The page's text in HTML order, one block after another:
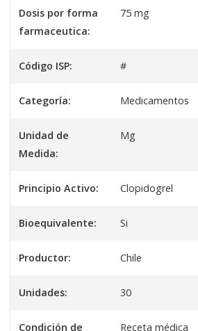
Dosis por forma
farmaceutica:
75 mg
Código ISP: #
Categoría: Medicamentos
Unidad de
Medida:
Mg
Principio Activo: Clopidogrel
Bioequivalente: Si
Productor: Chile
Unidades: 30
Condición de Receta médica